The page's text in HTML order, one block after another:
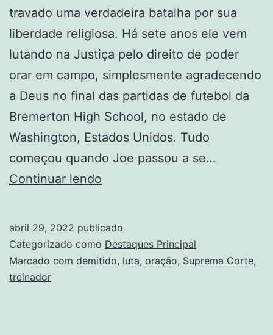
travado uma verdadeira batalha por sua
liberdade religiosa. Há sete anos ele vem
lutando na Justiça pelo direito de poder
orar em campo, simplesmente agradecendo
a Deus no final das partidas de futebol da
Bremerton High School, no estado de
Washington, Estados Unidos. Tudo
começou quando Joe passou a se…
Continuar lendo
luta,
caso
abril 29, 2022 publicado
Categorizado como Destaques Principal
Marcado com demitido, luta, oração, Suprema Corte,
treinador